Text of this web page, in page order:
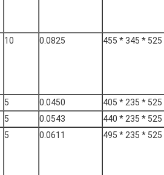
525 * 345 * 455
0.0825
10
525 * 235 * 405
0.0450
5
525 * 235 * 440
0.0543
5
525 * 235 * 495
0.0611
5